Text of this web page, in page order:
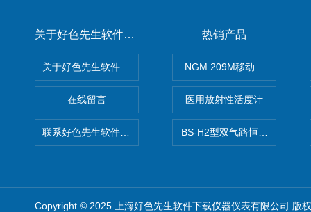
关于好色先生软件下载
在线留言
热销产品
NGM 209M移动式惰性气体
医用放射性活度计
BS-H2型双气路恒流大气采样
Copyright © 2025 上海好色先生软件下载仪器仪表有限公司 版